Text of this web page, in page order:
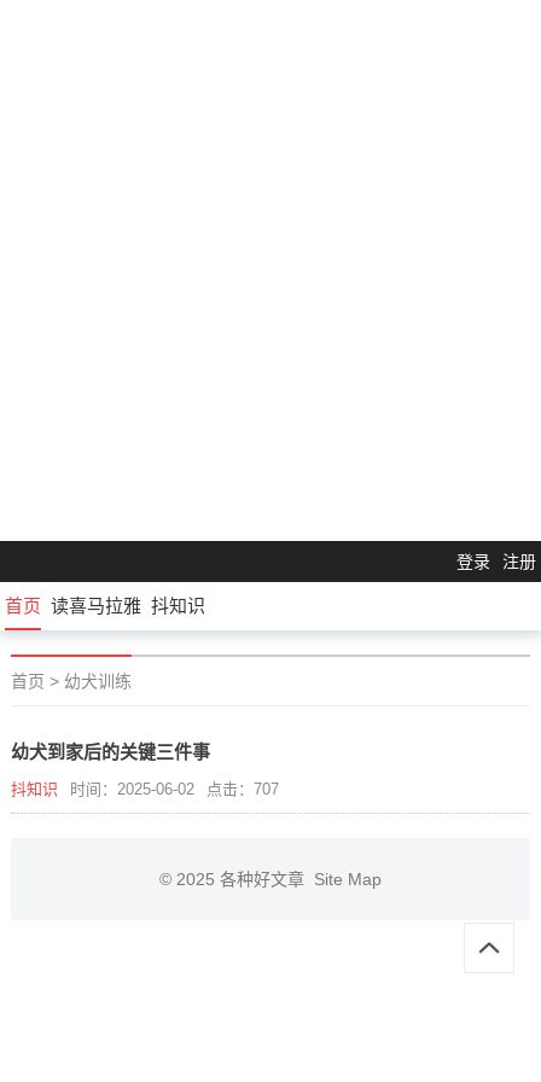
登录 注册
首页 读喜马拉雅 抖知识
首页 > 幼犬训练
幼犬到家后的关键三件事
抖知识 时间：2025-06-02 点击：707
© 2025 各种好文章 Site Map